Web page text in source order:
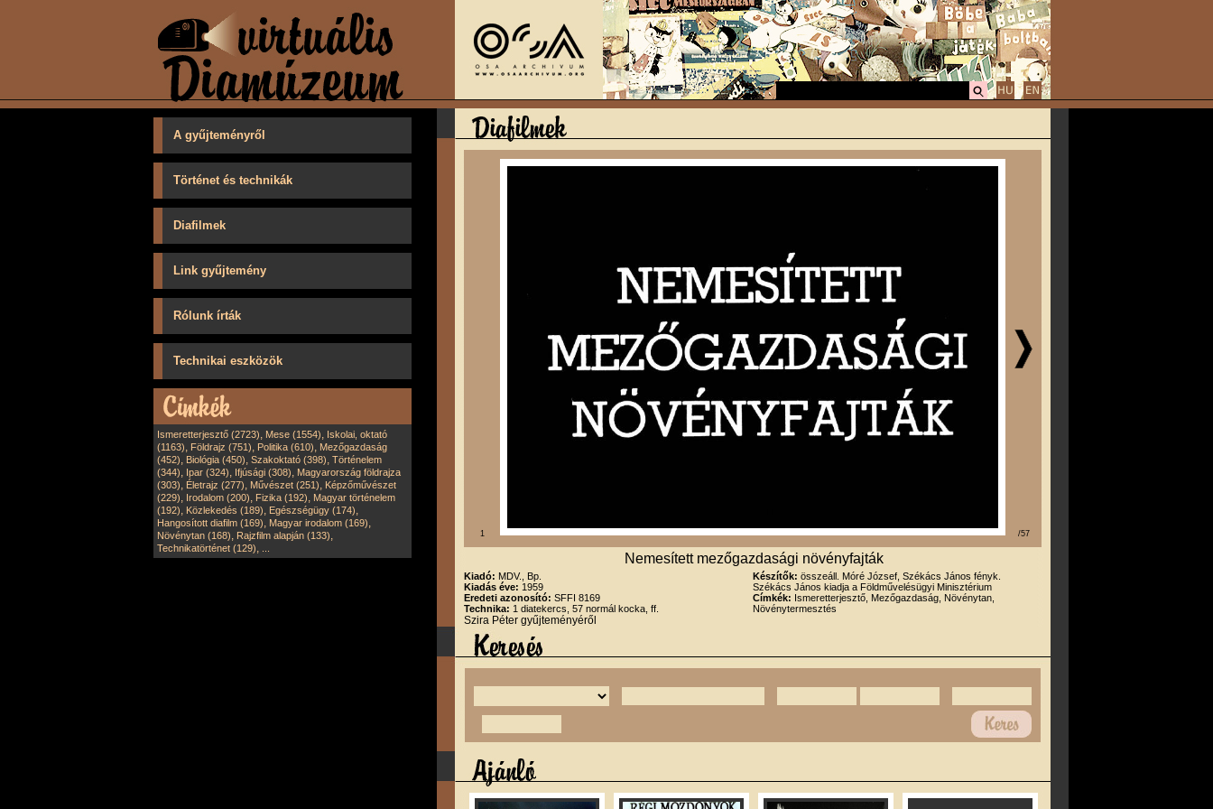
A gyűjteményről
Történet és technikák
Diafilmek
Link gyűjtemény
Rólunk írták
Technikai eszközök
Ismeretterjesztő (2723), Mese (1554), Iskolai, oktató
(1163), Földrajz (751), Politika (610), Mezőgazdaság
(452), Biológia (450), Szakoktató (398), Történelem
(344), Ipar (324), Ifjúsági (308), Magyarország földrajza
(303), Életrajz (277), Művészet (251), Képzőművészet
(229), Irodalom (200), Fizika (192), Magyar történelem
(192), Közlekedés (189), Egészségügy (174),
Hangosított diafilm (169), Magyar irodalom (169),
Növénytan (168), Rajzfilm alapján (133),
Technikatörténet (129),
1 /57
Nemesített mezőgazdasági növényfajták
Kiadó: MDV., Bp.
Kiadás éve: 1959
Eredeti azonosító: SFFI 8169
Technika: 1 diatekercs, 57 normál kocka, ff.
Készítők: összeáll. Móré József, Székács János fényk.
Székács János kiadja a Földművelésügyi Minisztérium
Címkék: Ismeretterjesztő, Mezőgazdaság, Növénytan,
Növénytermesztés
Szira Péter gyűjteményéről